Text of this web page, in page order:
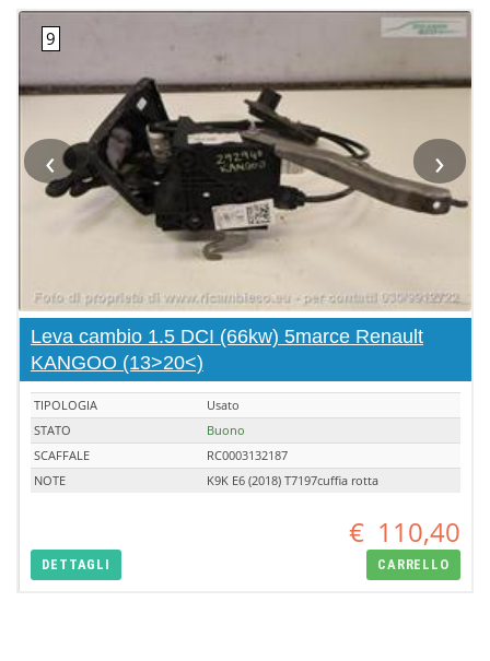
‹ ›
Leva cambio 1.5 DCI (66kw) 5marce Renault
KANGOO (13>20<)
TIPOLOGIA
Usato
STATO
Buono
SCAFFALE
RC0003132187
NOTE
K9K E6 (2018) T7197cuffia rotta
€ 110,40
DETTAGLI CARRELLO